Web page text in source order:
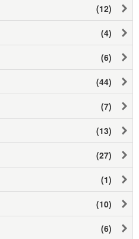
(12)
(4)
(6)
(44)
(7)
(13)
(27)
(1)
(10)
(6)